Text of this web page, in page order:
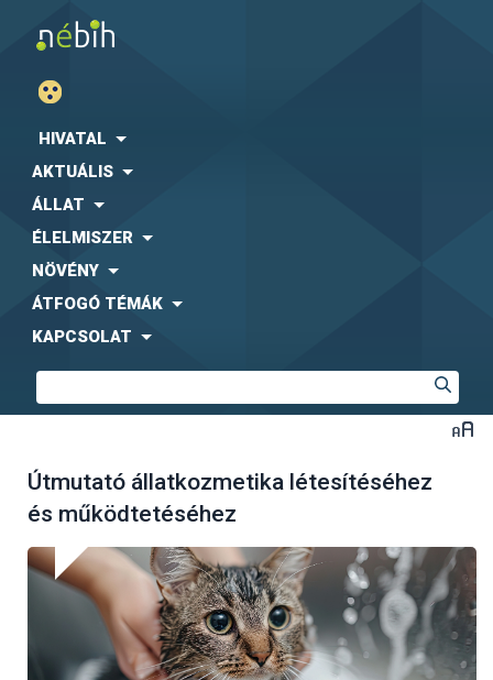
HIVATAL
AKTUÁLIS
ÁLLAT
ÉLELMISZER
NÖVÉNY
ÁTFOGÓ TÉMÁK
KAPCSOLAT
Útmutató állatkozmetika létesítéséhez
és működtetéséhez